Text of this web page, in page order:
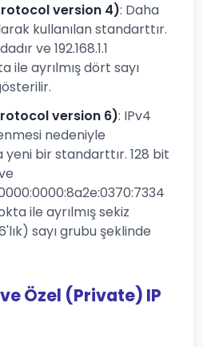
version 4): Daha
kullanılan standarttır.
ve 192.168.1.1
ile ayrılmış dört sayı
version 6): IPv4
nedeniyle
bir standarttır. 128 bit
ile ayrılmış sekiz
sayı grubu şeklinde
Özel (Private) IP